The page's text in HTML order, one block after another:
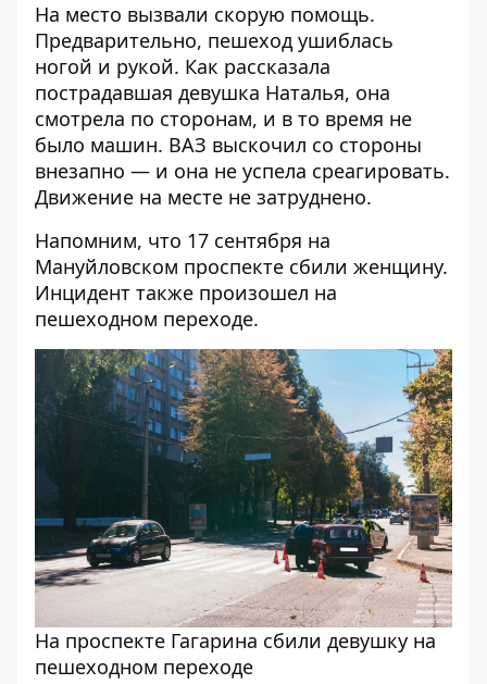
На место вызвали скорую помощь.
Предварительно, пешеход ушиблась
ногой и рукой. Как рассказала
пострадавшая девушка Наталья, она
смотрела по сторонам, и в то время не
было машин. ВАЗ выскочил со стороны
внезапно — и она не успела среагировать.
Движение на месте не затруднено.
Напомним, что 17 сентября на
Мануйловском проспекте сбили женщину.
Инцидент также произошел на
пешеходном переходе.
На проспекте Гагарина сбили девушку на
пешеходном переходе